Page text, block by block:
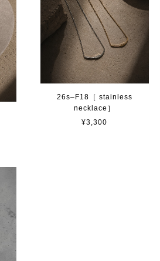
26s–F18［ stainless
necklace］
¥3,300